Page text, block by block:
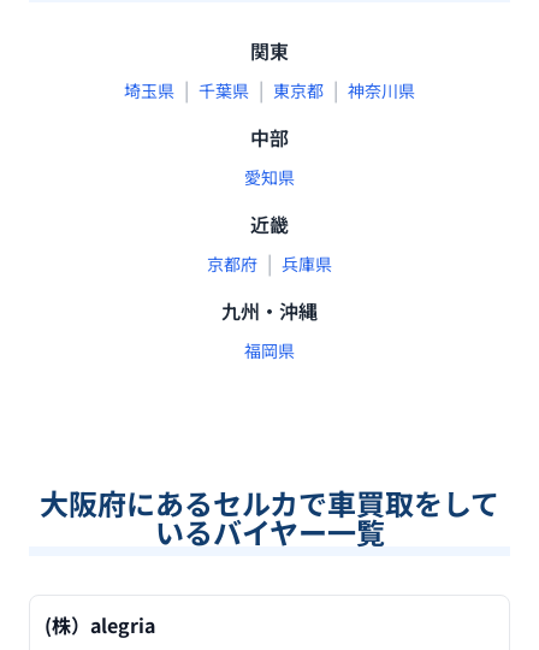
関東
埼玉県 | 千葉県 | 東京都 | 神奈川県
中部
愛知県
近畿
京都府 | 兵庫県
九州・沖縄
福岡県
大阪府にあるセルカで車買取をして
いるバイヤー一覧
(株）alegria